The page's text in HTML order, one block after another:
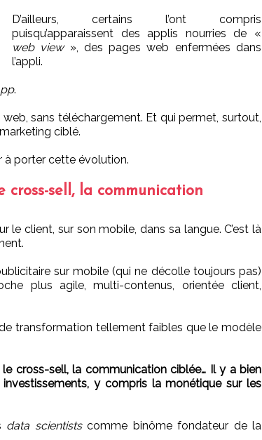
D’ailleurs, certains l’ont compris
puisqu’apparaissent des applis nourries de «
web view», des pages web enfermées dans
l’appli.
.
sans téléchargement. Et qui permet, surtout,
ciblé.
porter cette évolution.
sell, la communication
le client, sur son mobile, dans sa langue. C’est là
sur mobile (qui ne décolle toujours pas)
plus agile, multi-contenus, orientée client,
transformation tellement faibles que le modèle
cross-sell, la communication ciblée… Il y a bien
investissements, y compris la monétique sur les
data scientistscomme binôme fondateur de la